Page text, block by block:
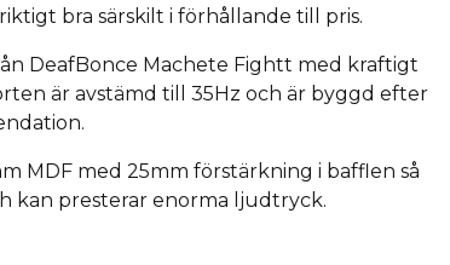
bra särskilt i förhållande till pris.
DeafBonce Machete Fightt med kraftigt
är avstämd till 35Hz och är byggd efter
MDF med 25mm förstärkning i bafflen så
kan presterar enorma ljudtryck.